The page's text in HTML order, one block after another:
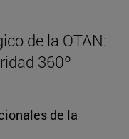
de la OTAN:
360º
de la